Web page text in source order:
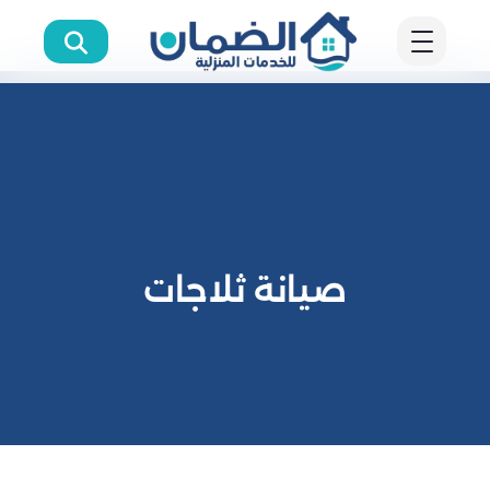
صيانة ثلاجات